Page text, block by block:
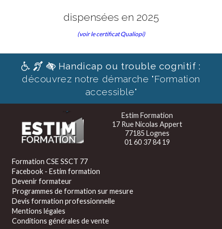
dispensées en 2025
(voir le certificat Qualiopi)
Handicap ou trouble cognitif :
découvrez notre démarche "Formation
accessible"
Estim Formation
17 Rue Nicolas Appert
77185 Lognes
01 60 37 84 19
Formation CSE SSCT 77
Facebook - Estim formation
Devenir formateur
Programmes de formation sur mesure
Devis formation professionnelle
Mentions légales
Conditions générales de vente